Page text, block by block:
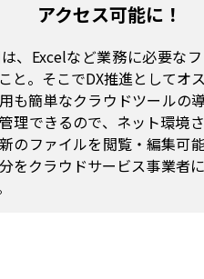
アクセス可能に！
、Excelなど業務に必要な
と。そこでDX推進としてオ
も簡単なクラウドツールの
理できるので、ネット環境
のファイルを閲覧・編集可
をクラウドサービス事業者